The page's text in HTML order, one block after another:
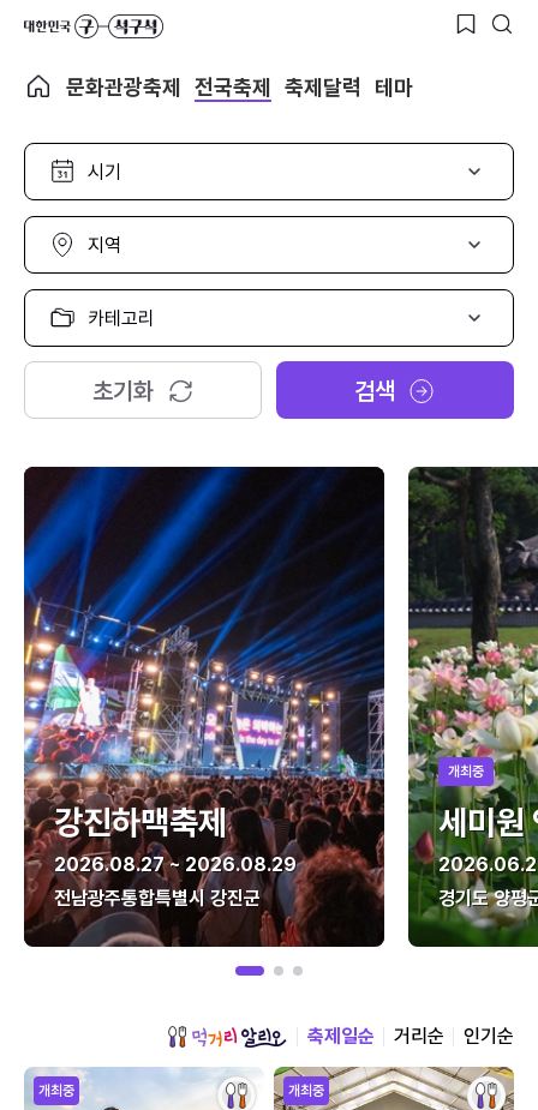
문화관광축제 전국축제 축제달력 테마
시
선
택
지
선
택
카
고
리
택
초기화 검색
강진하맥축제
2026.08.27 ~ 2026.08.29
전남광주통합특별시 강진군
개최중
세미원
경기도 양평
축제일순 거리순 인기순
개최중 개최중